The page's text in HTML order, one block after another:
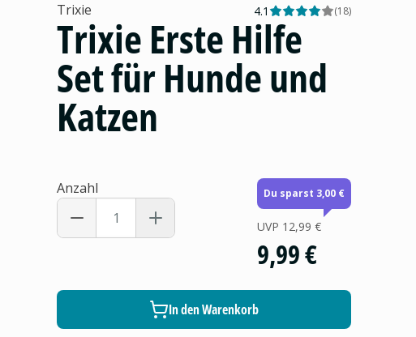
Trixie 4.1 (18)
Trixie Erste Hilfe
Set für Hunde und
Katzen
Anzahl Du sparst 3,00 €
UVP 12,99 €
9,99 €
In den Warenkorb